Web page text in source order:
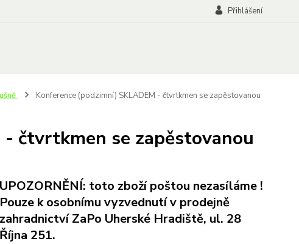
Přihlášení
Konference (podzimní) SKLADEM - čtvrtkmen se zapěstovanou
čtvrtkmen se zapěstovanou
UPOZORNĚNÍ: toto zboží poštou nezasíláme !
Pouze k osobnímu vyzvednutí v prodejně
zahradnictví ZaPo Uherské Hradiště, ul. 28
Října 251.